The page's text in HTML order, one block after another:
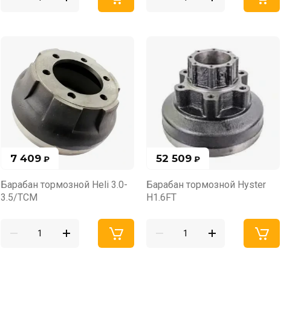
7 409 ₽
Барабан тормозной Heli 3.0-
3.5/TCM
52 509 ₽
Барабан тормозной Hyster
H1.6FT